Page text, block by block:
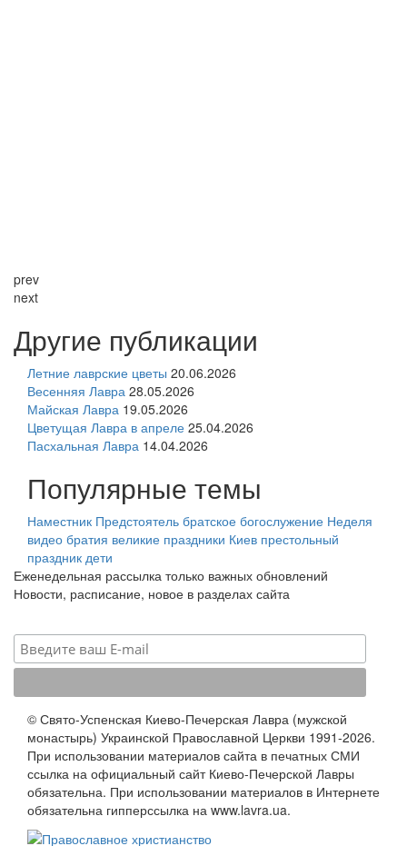
prev
next
Другие публикации
Летние лаврские цветы 20.06.2026
Весенняя Лавра 28.05.2026
Майская Лавра 19.05.2026
Цветущая Лавра в апреле 25.04.2026
Пасхальная Лавра 14.04.2026
Популярные темы
Наместник Предстоятель братское богослужение Неделя
видео братия великие праздники Киев престольный
праздник дети
Еженедельная рассылка только важных обновлений
Новости, расписание, новое в разделах сайта
© Свято-Успенская Киево-Печерская Лавра (мужской
монастырь) Украинской Православной Церкви 1991-2026.
При использовании материалов сайта в печатных СМИ
ссылка на официальный сайт Киево-Печерской Лавры
обязательна. При использовании материалов в Интернете
обязательна гипперссылка на www.lavra.ua.